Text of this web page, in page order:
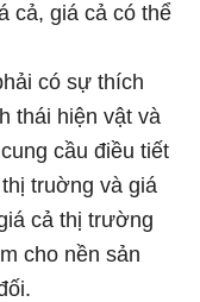
cả, giá cả có thể
có sự thích
thái hiện vật và
cầu điều tiết
truờng và giá
cả thị trường
cho nền sản